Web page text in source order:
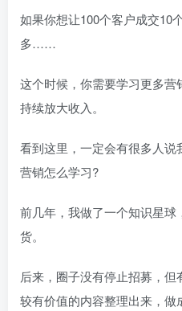
如果你想让100个客户成交10
多……
这个时候，你需要学习更多营
持续放大收入。
看到这里，一定会有很多人
营销怎么学习?
前几年，我做了一个知识星
货。
后来，圈子没有停止招募，
较有价值的内容整理出来，做